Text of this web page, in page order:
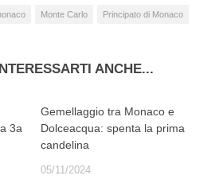
Monte Carlo Principato di Monaco
ANCHE...
3a
Gemellaggio tra Monaco e
Dolceacqua: spenta la prima
candelina
05/11/2024